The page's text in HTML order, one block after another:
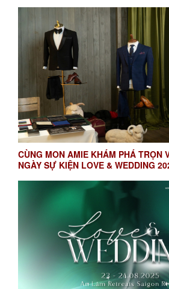
CÙNG MON AMIE KHÁM PHÁ TRỌN
NGÀY SỰ KIỆN LOVE & WEDDING